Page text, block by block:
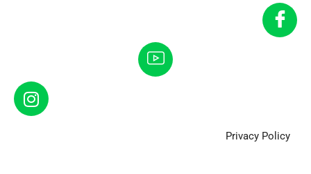
Privacy Policy